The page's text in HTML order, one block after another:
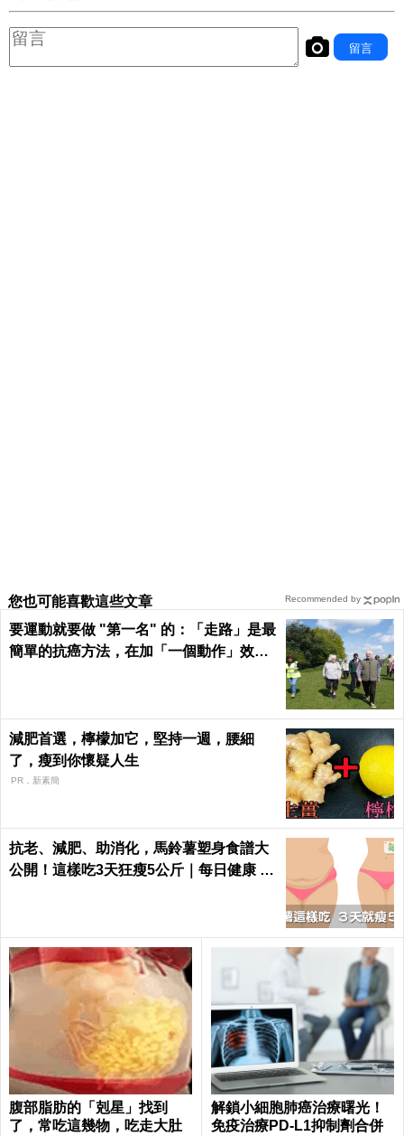
您也可能喜歡這些文章
要運動就要做 "第一名" 的：「走路」是最
簡單的抗癌方法，在加「一個動作」效果
減肥首選，檸檬加它，堅持一週，腰細
了，瘦到你懷疑人生
PR．新素簡
抗老、減肥、助消化，馬鈴薯塑身食譜大
公開！這樣吃3天狂瘦5公斤｜每日健康 H
腹部脂肪的「剋星」找到
了，常吃這幾物，吃走大肚
解鎖小細胞肺癌治療曙光！
免疫治療PD-L1抑制劑合併
Recommended by